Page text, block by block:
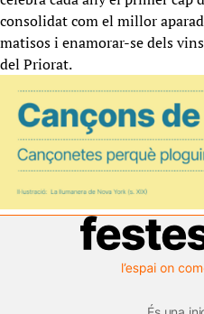
consolidat com el millor
matisos i enamorar-se dels
del Priorat.